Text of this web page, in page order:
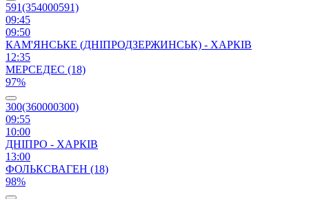
591(354000591)
09:45
09:50
КАМ'ЯНСЬКЕ (ДНІПРОДЗЕРЖИНСЬК) - ХАРКІВ
12:35
МЕРСЕДЕС (18)
97%
300(360000300)
09:55
10:00
ДНІПРО - ХАРКІВ
13:00
ФОЛЬКСВАГЕН (18)
98%